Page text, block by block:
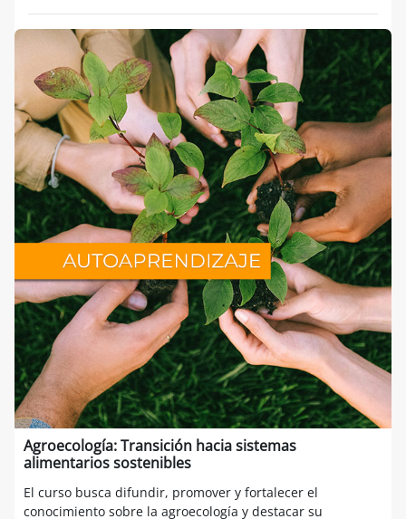
Agroecología: Transición hacia sistemas
alimentarios sostenibles
El curso busca difundir, promover y fortalecer el
conocimiento sobre la agroecología y destacar su